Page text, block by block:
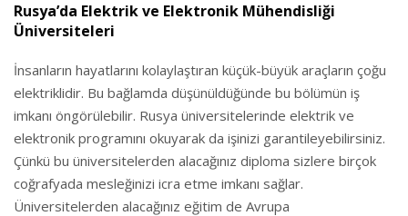
Rusya’da Elektrik ve Elektronik Mühendisliği
Üniversiteleri
İnsanların hayatlarını kolaylaştıran küçük-büyük araçların çoğu
elektriklidir. Bu bağlamda düşünüldüğünde bu bölümün iş
imkanı öngörülebilir. Rusya üniversitelerinde elektrik ve
elektronik programını okuyarak da işinizi garantileyebilirsiniz.
Çünkü bu üniversitelerden alacağınız diploma sizlere birçok
coğrafyada mesleğinizi icra etme imkanı sağlar.
Üniversitelerden alacağınız eğitim de Avrupa